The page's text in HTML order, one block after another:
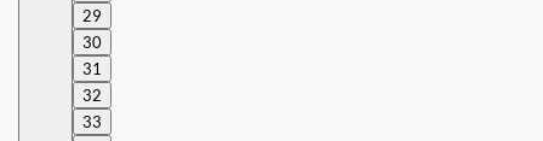
29
30
31
32
33